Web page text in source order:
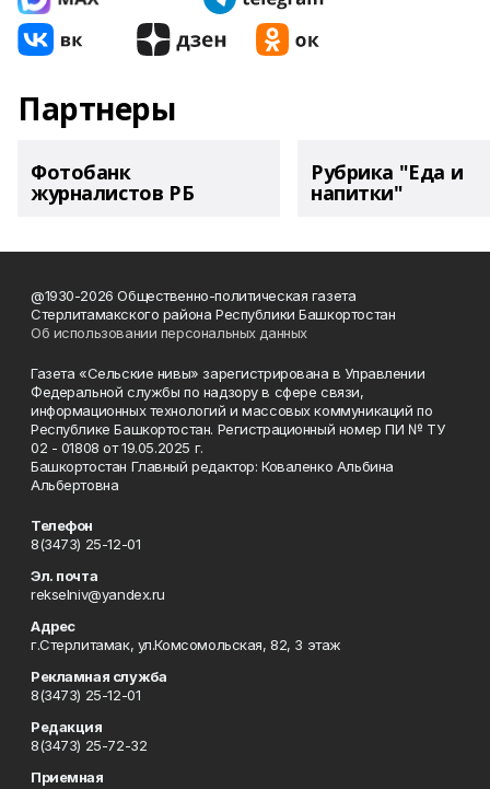
Партнеры
Фотобанк
журналистов РБ
Рубрика "Еда и
напитки"
@1930-2026 Общественно-политическая газета
Стерлитамакского района Республики Башкортостан
Об использовании персональных данных
Газета «Сельские нивы» зарегистрирована в Управлении
Федеральной службы по надзору в сфере связи,
информационных технологий и массовых коммуникаций по
Республике Башкортостан. Регистрационный номер ПИ № ТУ
02 - 01808 от 19.05.2025 г.
Башкортостан Главный редактор: Коваленко Альбина
Альбертовна
Телефон
8(3473) 25-12-01
Эл. почта
rekselniv@yandex.ru
Адрес
г.Стерлитамак, ул.Комсомольская, 82, 3 этаж
Рекламная служба
8(3473) 25-12-01
Редакция
8(3473) 25-72-32
Приемная